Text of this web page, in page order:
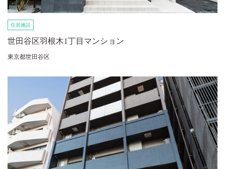
住居施設
世田谷区羽根木1丁目マンション
東京都世田谷区